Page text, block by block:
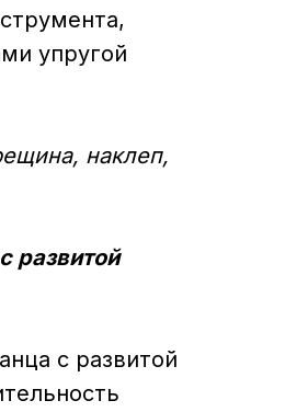
упругой
наклеп,
развитой
с развитой